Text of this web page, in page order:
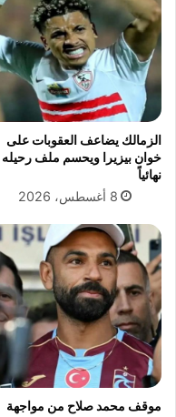
ل
ب
ك
ل
و
ر
ي
ا
ب
ل
ا
ل
ث
ا
ن
و
ي
ة
ا
ه
ب
ا
ي
و
م
ا
ل
إ
ي
ن
.
.
ع
ي
ر
الزمالك يضاعف العقوبات على
خوان بيزيرا ويحسم ملف رحيله
نهائياً
8 أغسطس، 2026
موقف محمد صلاح من مواجهة